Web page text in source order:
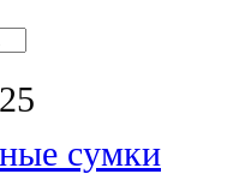
сумки